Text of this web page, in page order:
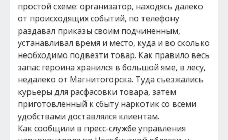
простой схеме: организатор, находясь далеко
от происходящих событий, по телефону
раздавал приказы своим подчиненным,
устанавливал время и место, куда и во сколько
необходимо подвезти товар. Как правило весь
запас героина хранился в большой яме, в лесу,
недалеко от Магнитогорска. Туда съезжались
курьеры для расфасовки товара, затем
приготовленный к сбыту наркотик со всеми
удобствами доставлялся клиентам.
Как сообщили в пресс-службе управления